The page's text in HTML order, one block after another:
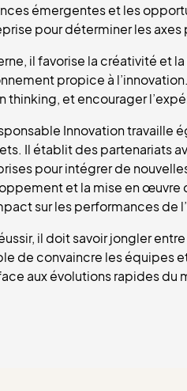
émergentes et les
pour déterminer les axes
il favorise la créativité et
propice à
thinking, et encourager
Innovation travaille
Il établit des partenariats
pour intégrer de
et la mise en œuvre
sur les performances de
il doit savoir jongler
de convaincre les équipes
aux évolutions rapides du